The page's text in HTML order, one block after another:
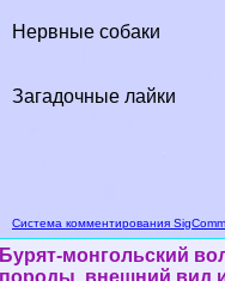
Нервные собаки
Загадочные лайки
Система комментирования
Бурят-монгольский
породы, внешний вид